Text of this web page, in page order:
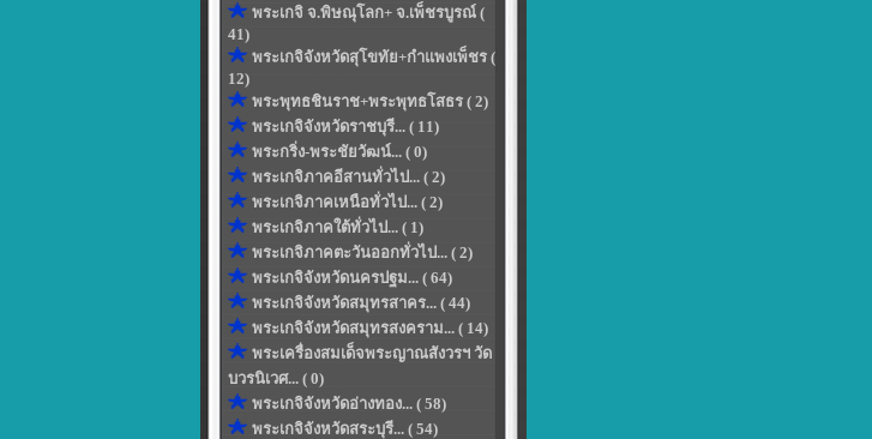
พระเกจิ จ.พิษณุโลก+ จ.เพ็ชรบูรณ์ (
41)
พระเกจิจังหวัดสุโขทัย+กำแพงเพ็ชร (
12)
พระพุทธชินราช+พระพุทธโสธร ( 2)
พระเกจิจังหวัดราชบุรี... ( 11)
พระกริ่ง-พระชัยวัฒน์... ( 0)
พระเกจิภาคอีสานทั่วไป... ( 2)
พระเกจิภาคเหนือทั่วไป... ( 2)
พระเกจิภาคใต้ทั่วไป... ( 1)
พระเกจิภาคตะวันออกทั่วไป... ( 2)
พระเกจิจังหวัดนครปฐม... ( 64)
พระเกจิจังหวัดสมุทรสาคร... ( 44)
พระเกจิจังหวัดสมุทรสงคราม... ( 14)
พระเครื่องสมเด็จพระญาณสังวรฯ วัด
บวรนิเวศ... ( 0)
พระเกจิจังหวัดอ่างทอง... ( 58)
พระเกจิจังหวัดสระบุรี... ( 54)